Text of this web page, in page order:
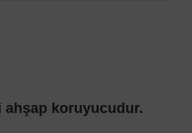
ahşap koruyucudur.